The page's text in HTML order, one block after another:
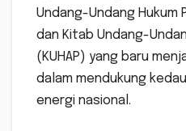
Undang-Undang Hukum
dan Kitab Undang-
(KUHAP) yang baru
dalam mendukung
energi nasional.